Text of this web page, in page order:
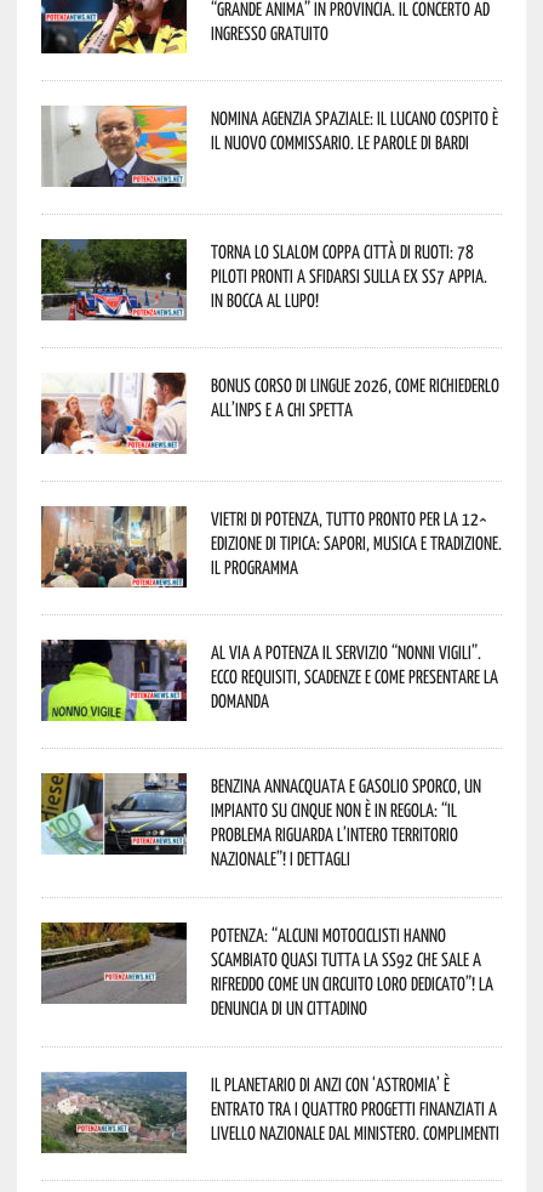
“Grande Anima” in provincia. Il concerto ad
ingresso gratuito
Nomina Agenzia Spaziale: il lucano Cospito è
il nuovo commissario. Le parole di Bardi
Torna lo Slalom Coppa Città di Ruoti: 78
piloti pronti a sfidarsi sulla ex SS7 Appia.
In bocca al lupo!
Bonus corso di lingue 2026, come richiederlo
all’INPS e a chi spetta
Vietri di Potenza, tutto pronto per la 12^
Edizione di Tipica: sapori, musica e tradizione.
Il programma
Al via a Potenza il servizio “Nonni Vigili”.
Ecco requisiti, scadenze e come presentare la
domanda
Benzina annacquata e gasolio sporco, un
impianto su cinque non è in regola: “il
problema riguarda l’intero territorio
Nazionale”! I dettagli
Potenza: “alcuni motociclisti hanno
scambiato quasi tutta la SS92 che sale a
Rifreddo come un circuito loro dedicato”! La
denuncia di un cittadino
Il Planetario di Anzi con ‘Astromia’ è
entrato tra i quattro progetti finanziati a
livello nazionale dal Ministero. Complimenti